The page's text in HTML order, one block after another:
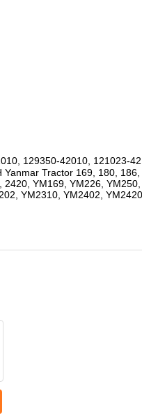
129350-42010, 121023-
Tractor 169, 180,
YM169, YM226,
YM2310, YM2402,